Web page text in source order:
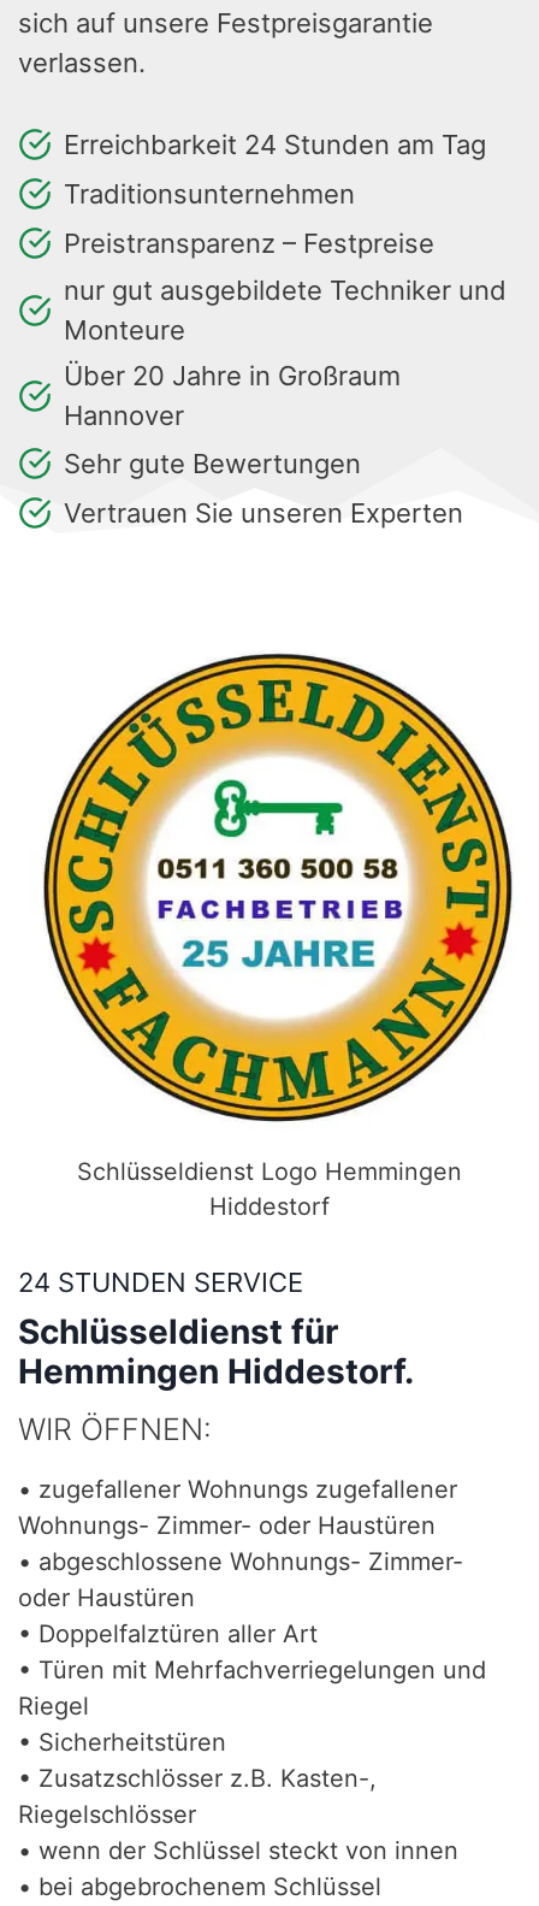
sich auf unsere Festpreisgarantie
verlassen.
Erreichbarkeit 24 Stunden am Tag
Traditionsunternehmen
Preistransparenz – Festpreise
nur gut ausgebildete Techniker und
Monteure
Über 20 Jahre in Großraum
Hannover
Sehr gute Bewertungen
Vertrauen Sie unseren Experten
Schlüsseldienst Logo Hemmingen
Hiddestorf
24 STUNDEN SERVICE
Schlüsseldienst für
Hemmingen Hiddestorf.
WIR ÖFFNEN:
• zugefallener Wohnungs zugefallener
Wohnungs- Zimmer- oder Haustüren
• abgeschlossene Wohnungs- Zimmer-
oder Haustüren
• Doppelfalztüren aller Art
• Türen mit Mehrfachverriegelungen und
Riegel
• Sicherheitstüren
• Zusatzschlösser z.B. Kasten-,
Riegelschlösser
• wenn der Schlüssel steckt von innen
• bei abgebrochenem Schlüssel